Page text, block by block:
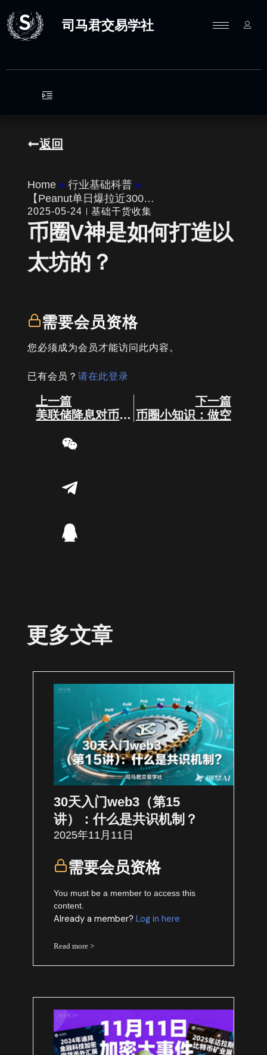
至
内
司马君交易学社
返回
Home » 行业基础科普 »
【Peanut单日爆拉近300…
2025-05-24 基础干货收集
币圈V神是如何打造以
太坊的？
需要会员资格
您必须成为会员才能访问此内容。
已有会员？ 请在此登录
Prev
上一篇
美联储降息对币圈的影响！
下一篇
币圈小知识：做空
更多文章
30天入门web3（第15
讲）：什么是共识机制？
2025年11月11日
需要会员资格
You must be a member to access this
content.
Already a member?Log in here
Read more >